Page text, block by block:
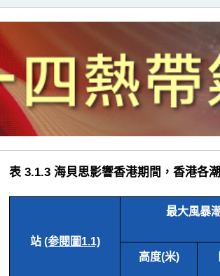
表 3.1.3 海貝思影響香港期間，香港各
站 (参閱圖1.1)
最大風暴
高度(米)